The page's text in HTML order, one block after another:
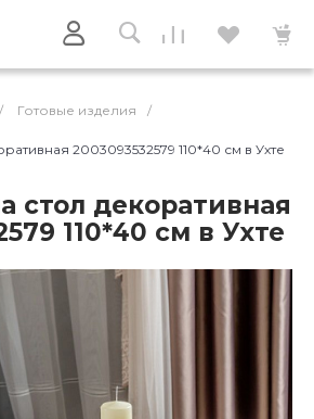
/ Готовые изделия
/
2003093532579 110*40 см в Ухте
стол декоративная
110*40 см в Ухте